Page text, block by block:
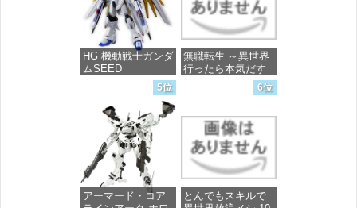
価格：¥13,756
HG 機動戦士ガンダ
ムSEED
FREEDOM マイテ
ィーストライクフ
リーダムガンダム
1/144スケール 色分
け済みプラモデル
価格：¥4,800
無職転生 ～異世界
行ったら本気だす
～ 20 (MFコミック
ス フラッパーシ
価格：¥748
5位
アーマード・コア
6位
とんでもスキルで